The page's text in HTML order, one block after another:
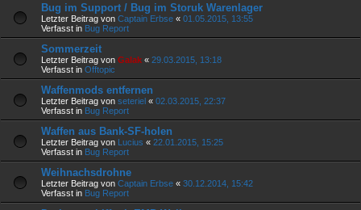
Bug im Support / Bug im Storuk Warenlager
Letzter Beitrag von Captain Erbse « 01.05.2015, 13:55
Verfasst in Bug Report
Sommerzeit
Letzter Beitrag von Galak « 29.03.2015, 13:18
Verfasst in Offtopic
Waffenmods entfernen
Letzter Beitrag von seteriel « 02.03.2015, 22:37
Verfasst in Bug Report
Waffen aus Bank-SF-holen
Letzter Beitrag von Lucius « 22.01.2015, 15:25
Verfasst in Bug Report
Weihnachsdrohne
Letzter Beitrag von Captain Erbse « 30.12.2014, 15:42
Verfasst in Bug Report